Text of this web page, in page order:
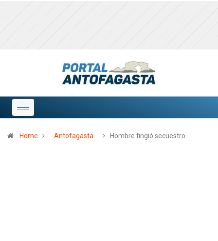
Home Antofagasta Hombre fingió secuestro…